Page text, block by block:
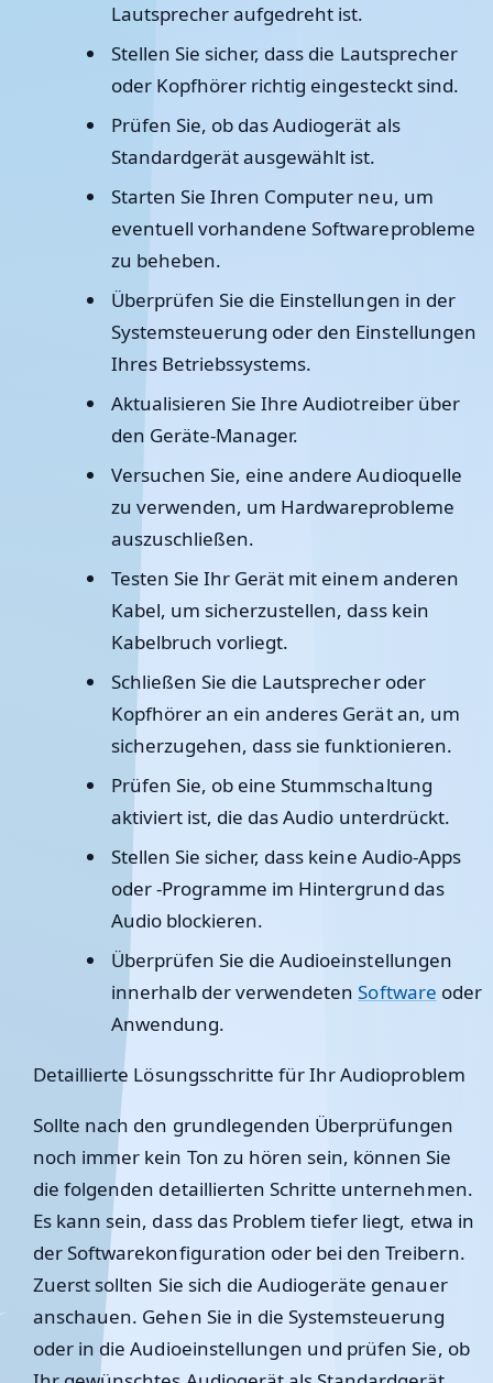
Lautsprecher aufgedreht ist.
Stellen Sie sicher, dass die Lautsprecher
oder Kopfhörer richtig eingesteckt sind.
Prüfen Sie, ob das Audiogerät als
Standardgerät ausgewählt ist.
Starten Sie Ihren Computer neu, um
eventuell vorhandene Softwareprobleme
zu beheben.
Überprüfen Sie die Einstellungen in der
Systemsteuerung oder den Einstellungen
Ihres Betriebssystems.
Aktualisieren Sie Ihre Audiotreiber über
den Geräte-Manager.
Versuchen Sie, eine andere Audioquelle
zu verwenden, um Hardwareprobleme
auszuschließen.
Testen Sie Ihr Gerät mit einem anderen
Kabel, um sicherzustellen, dass kein
Kabelbruch vorliegt.
Schließen Sie die Lautsprecher oder
Kopfhörer an ein anderes Gerät an, um
sicherzugehen, dass sie funktionieren.
Prüfen Sie, ob eine Stummschaltung
aktiviert ist, die das Audio unterdrückt.
Stellen Sie sicher, dass keine Audio-Apps
oder -Programme im Hintergrund das
Audio blockieren.
Überprüfen Sie die Audioeinstellungen
innerhalb der verwendetenSoftware oder
Anwendung.
Detaillierte Lösungsschritte für Ihr Audioproblem
Sollte nach den grundlegenden Überprüfungen
noch immer kein Ton zu hören sein, können Sie
die folgenden detaillierten Schritte unternehmen.
Es kann sein, dass das Problem tiefer liegt, etwa in
der Softwarekonfiguration oder bei den Treibern.
Zuerst sollten Sie sich die Audiogeräte genauer
anschauen. Gehen Sie in die Systemsteuerung
oder in die Audioeinstellungen und prüfen Sie, ob